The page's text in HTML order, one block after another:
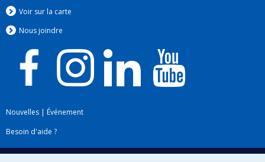
Voir sur la carte
Nous joindre
Nouvelles | Événement
Besoin d'aide ?
Plan du site|Accessibilité